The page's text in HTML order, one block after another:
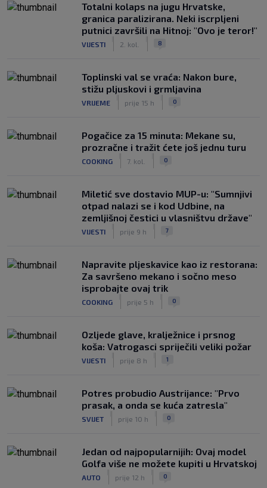
Totalni kolaps na jugu Hrvatske,
granica paralizirana. Neki iscrpljeni
putnici završili na Hitnoj: "Ovo je teror!"
VIJESTI 2. kol. 8
Toplinski val se vraća: Nakon bure,
stižu pljuskovi i grmljavina
VRIJEME prije 15 h 0
Pogačice za 15 minuta: Mekane su,
prozračne i tražit ćete još jednu turu
COOKING 7. kol. 0
Miletić sve dostavio MUP-u: "Sumnjivi
otpad nalazi se i kod Udbine, na
zemljišnoj čestici u vlasništvu države"
VIJESTI prije 9 h 7
Napravite pljeskavice kao iz restorana:
Za savršeno mekano i sočno meso
isprobajte ovaj trik
COOKING prije 5 h 0
Ozljede glave, kralježnice i prsnog
koša: Vatrogasci spriječili veliki požar
VIJESTI prije 8 h 1
Potres probudio Austrijance: "Prvo
prasak, a onda se kuća zatresla"
SVIJET prije 10 h 0
Jedan od najpopularnijih: Ovaj model
Golfa više ne možete kupiti u Hrvatskoj
AUTO prije 12 h 0